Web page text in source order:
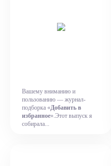
Вашему вниманию и
пользованию — журнал-
подборка «Добавить в
избранное».Этот выпуск я
собирала...